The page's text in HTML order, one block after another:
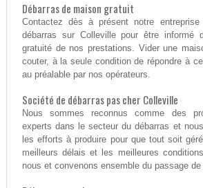
Débarras de maison gratuit
Contactez dès à présent notre
débarras sur Colleville pour être informé
gratuité de nos prestations. Vider une
couter, à la seule condition de répondre à
au préalable par nos opérateurs.
Société de débarras pas cher Colleville
Nous sommes reconnus comme des
experts dans le secteur du débarras et
les efforts à produire pour que tout soit
meilleurs délais et les meilleures
nous et convenons ensemble du passage